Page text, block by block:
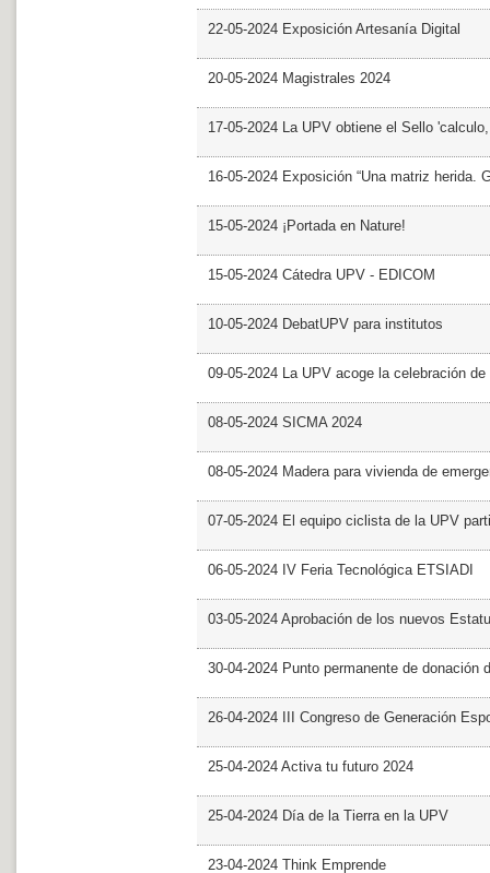
22-05-2024 Exposición Artesanía Digital
20-05-2024 Magistrales 2024
17-05-2024 La UPV obtiene el Sello
16-05-2024 Exposición “Una matriz herida.
15-05-2024 ¡Portada en Nature!
15-05-2024 Cátedra UPV - EDICOM
10-05-2024 DebatUPV para institutos
09-05-2024 La UPV acoge la celebración
08-05-2024 SICMA 2024
08-05-2024 Madera para vivienda de
07-05-2024 El equipo ciclista de la UPV
06-05-2024 IV Feria Tecnológica ETSIADI
03-05-2024 Aprobación de los nuevos
30-04-2024 Punto permanente de donación
26-04-2024 III Congreso de Generación
25-04-2024 Activa tu futuro 2024
25-04-2024 Día de la Tierra en la UPV
23-04-2024 Think Emprende